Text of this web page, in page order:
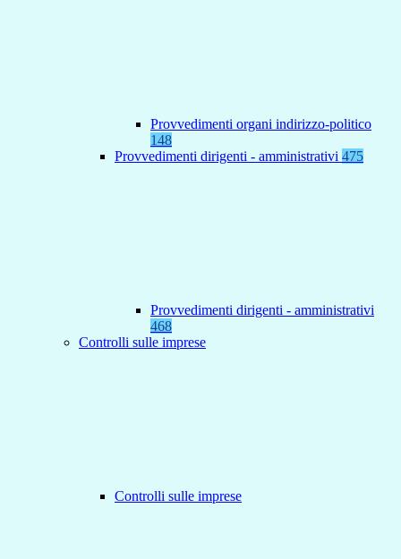
Provvedimenti organi indirizzo-politico
148
Provvedimenti dirigenti - amministrativi 475
Provvedimenti dirigenti - amministrativi
468
Controlli sulle imprese
Controlli sulle imprese